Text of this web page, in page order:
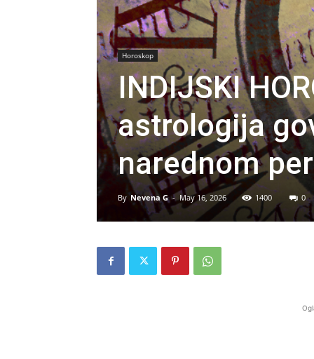
Horoskop
INDIJSKI
astrologija
narednom
By Nevena G - May 16, 2026 1400 0